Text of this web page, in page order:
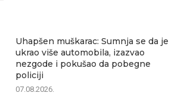
Uhapšen muškarac: Sumnja se da je
ukrao više automobila, izazvao
nezgode i pokušao da pobegne
policiji
07.08.2026.